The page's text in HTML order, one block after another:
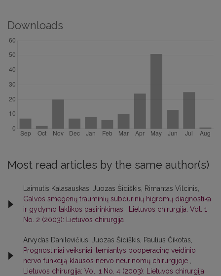
Downloads
Most read articles by the same author(s)
Laimutis Kalasauskas, Juozas Šidiškis, Rimantas Vilcinis,
Galvos smegenų trauminių subdurinių higromų diagnostika
ir gydymo taktikos pasirinkimas
Lietuvos chirurgija: Vol. 1
No. 2 (2003): Lietuvos chirurgija
Arvydas Danilevičius, Juozas Šidiškis, Paulius Čikotas,
Prognostiniai veiksniai, lemiantys pooperacinę veidinio
nervo funkciją klausos nervo neurinomų chirurgijoje
Lietuvos chirurgija: Vol. 1 No. 4 (2003): Lietuvos chirurgija